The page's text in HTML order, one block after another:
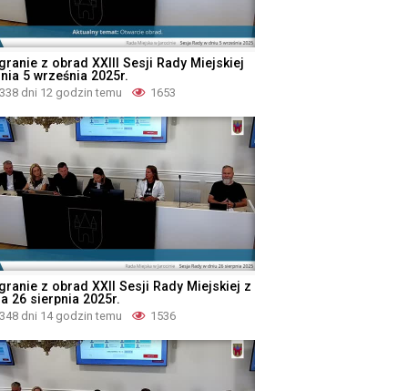
z obrad XXIII Sesji Rady Miejskiej
5 września 2025r.
338 dni 12 godzin temu 1653
z obrad XXII Sesji Rady Miejskiej z
26 sierpnia 2025r.
348 dni 14 godzin temu 1536